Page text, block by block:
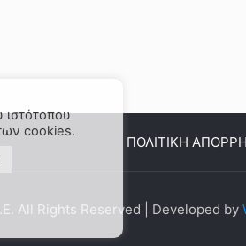
ΠΟΛΙΤΙΚΗ
All Rights Reserved | Developed by
cookies.